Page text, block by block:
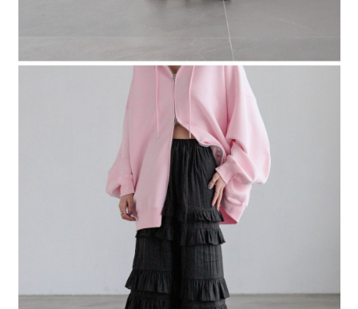
４．使用「AFTEE先享後付」時，將依據個別帳號之用戶狀況，依本公司即
時審查核予不同之上限額度；若仍有額度不足之情形，本公司將視審查結果
５．嚴禁一人註冊多個帳號或使用他人資訊註冊。若發現惡意使用之情形，
恩沛科技股份有限公司將有權停止該用戶之使用額度並採取法律行動。